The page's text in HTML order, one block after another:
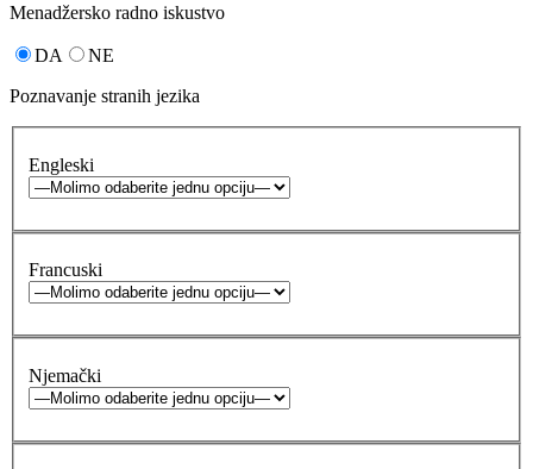
Menadžersko radno iskustvo
DA
NE
Poznavanje stranih jezika
Engleski
Francuski
Njemački